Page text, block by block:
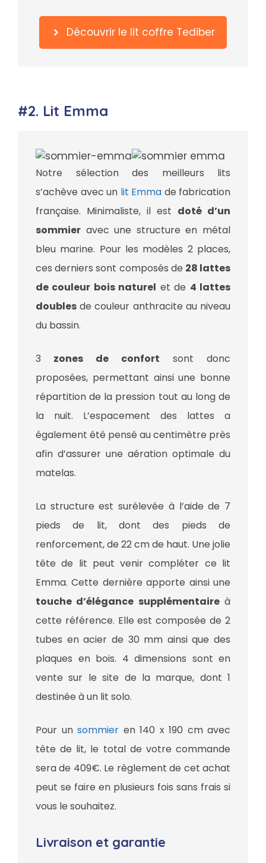
Découvrir le lit coffre Tediber
#2. Lit Emma
Notre sélection des meilleurs lits
s’achève avec un lit Emma de fabrication
française. Minimaliste, il est doté d’un
sommier avec une structure en métal
bleu marine. Pour les modèles 2 places,
ces derniers sont composés de 28 lattes
de couleur bois naturel et de 4 lattes
doubles de couleur anthracite au niveau
du bassin.
3 zones de confort sont donc
proposées, permettant ainsi une bonne
répartition de la pression tout au long de
la nuit. L’espacement des lattes a
également été pensé au centimètre près
afin d’assurer une aération optimale du
matelas.
La structure est surélevée à l’aide de 7
pieds de lit, dont des pieds de
renforcement, de 22 cm de haut. Une jolie
tête de lit peut venir compléter ce lit
Emma. Cette dernière apporte ainsi une
touche d’élégance supplémentaireà
cette référence. Elle est composée de 2
tubes en acier de 30 mm ainsi que des
plaques en bois. 4 dimensions sont en
vente sur le site de la marque, dont 1
destinée à un lit solo.
Pour un sommier en 140 x 190 cm avec
tête de lit, le total de votre commande
sera de 409€. Le règlement de cet achat
peut se faire en plusieurs fois sans frais si
vous le souhaitez.
Livraison et garantie